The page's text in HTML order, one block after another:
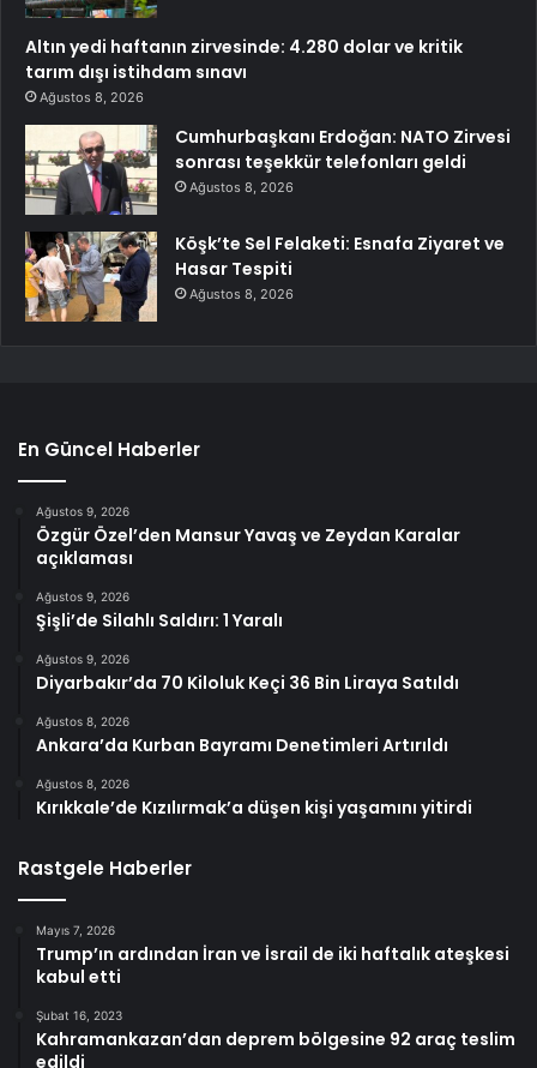
Altın yedi haftanın zirvesinde: 4.280 dolar ve kritik
tarım dışı istihdam sınavı
Ağustos 8, 2026
Cumhurbaşkanı Erdoğan: NATO Zirvesi
sonrası teşekkür telefonları geldi
Ağustos 8, 2026
Köşk’te Sel Felaketi: Esnafa Ziyaret ve
Hasar Tespiti
Ağustos 8, 2026
En Güncel Haberler
Ağustos 9, 2026
Özgür Özel’den Mansur Yavaş ve Zeydan Karalar
açıklaması
Ağustos 9, 2026
Şişli’de Silahlı Saldırı: 1 Yaralı
Ağustos 9, 2026
Diyarbakır’da 70 Kiloluk Keçi 36 Bin Liraya Satıldı
Ağustos 8, 2026
Ankara’da Kurban Bayramı Denetimleri Artırıldı
Ağustos 8, 2026
Kırıkkale’de Kızılırmak’a düşen kişi yaşamını yitirdi
Rastgele Haberler
Mayıs 7, 2026
Trump’ın ardından İran ve İsrail de iki haftalık ateşkesi
kabul etti
Şubat 16, 2023
Kahramankazan’dan deprem bölgesine 92 araç teslim
edildi